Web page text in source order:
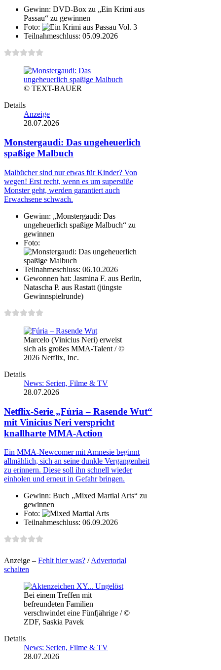
Gewinn: DVD-Box zu „Ein Krimi aus
Passau“ zu gewinnen
Foto:
Teilnahmeschluss: 05.09.2026
© TEXT-BAUER
Details
Anzeige
28.07.2026
Monstergaudi: Das ungeheuerlich
spaßige Malbuch
Malbücher sind nur etwas für Kinder? Von
wegen! Erst recht, wenn es um supersüße
Monster geht, werden garantiert auch
Erwachsene schwach.
Gewinn: „Monstergaudi: Das
ungeheuerlich spaßige Malbuch“ zu
gewinnen
Foto:
Teilnahmeschluss: 06.10.2026
Gewonnen hat: Jasmina F. aus Berlin,
Natascha P. aus Rastatt (jüngste
Gewinnspielrunde)
Marcelo (Vinicius Neri) erweist
sich als großes MMA-Talent / ©
2026 Netflix, Inc.
Details
News: Serien, Filme & TV
28.07.2026
Netflix-Serie „Fúria – Rasende Wut“
mit Vinicius Neri verspricht
knallharte MMA-Action
Ein MMA-Newcomer mit Amnesie beginnt
allmählich, sich an seine dunkle Vergangenheit
zu erinnern. Diese soll ihn schnell wieder
einholen und erneut in Gefahr bringen.
Gewinn: Buch „Mixed Martial Arts“ zu
gewinnen
Foto:
Teilnahmeschluss: 06.09.2026
Anzeige – Fehlt hier was? /Advertorial
schalten
Bei einem Treffen mit
befreundeten Familien
verschwindet eine Fünfjährige / ©
ZDF, Saskia Pavek
Details
News: Serien, Filme & TV
28.07.2026